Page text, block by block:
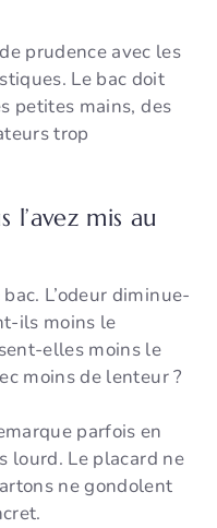
prudence avec les
Le bac doit
petites mains, des
trop
l’avez mis au
L’odeur diminue-
ils moins le
elles moins le
moins de lenteur ?
parfois en
lourd. Le placard ne
ne gondolent